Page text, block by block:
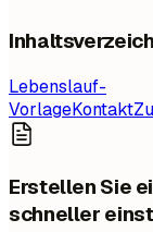
Lebenslauf-
VorlageKontakt
Erstellen Sie
schneller